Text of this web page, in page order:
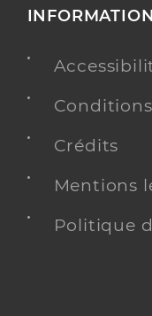
Crédits
Mentions
Politique